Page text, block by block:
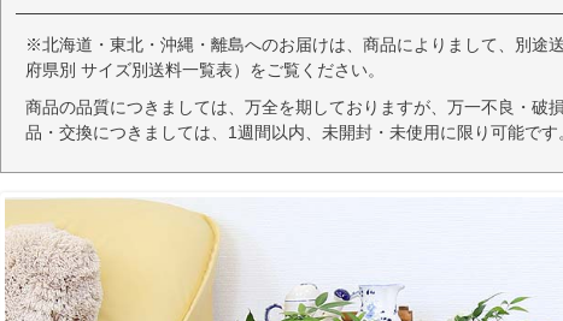
※北海道・東北・沖縄・離島へのお届けは、商品によりまして、別途
府県別 サイズ別送料一覧表）をご覧ください。
商品の品質につきましては、万全を期しておりますが、万一不良・
品・交換につきましては、1週間以内、未開封・未使用に限り可能です